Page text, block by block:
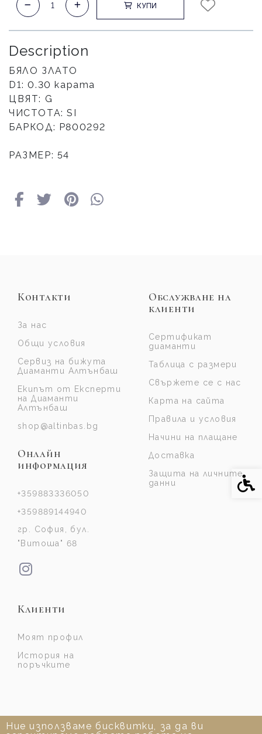
КУПИ
Description
БЯЛО ЗЛАТО
D1: 0.30 карата
ЦВЯТ: G
ЧИСТОТА: SI
БАРКОД: Р800292
РАЗМЕР: 54
Ние използваме бисквитки, за да ви
Контакти
За нас
Общи условия
Сервиз на бижута
Диаманти Алтънбаш
Екипът от Експерти
на Диаманти
Алтънбаш
shop@altinbas.bg
Онлайн
информация
+359883336050
+359889144940
гр. София, бул.
"Витоша" 68
Обслужване на
клиенти
Сертификат
диаманти
Таблица с размери
Свържете се с нас
Карта на сайта
Правила и условия
Начини на плащане
Доставка
Защита на личните
данни
Клиенти
Моят профил
История на
поръчките